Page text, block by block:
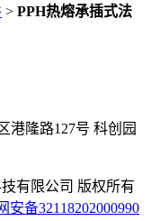
> PPH热熔承插式法
港隆路127号 科创园
有限公司 版权所有
安备32118202000990